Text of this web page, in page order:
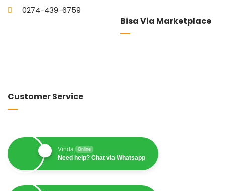
0274-439-6759
Bisa Via Marketplace
Customer Service
Vinda Online
Need help? Chat via Whatsapp